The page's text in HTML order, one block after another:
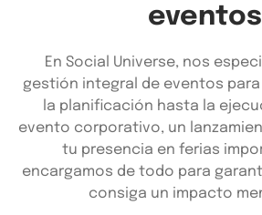
eventos
En Social Universe, nos
gestión integral de eventos
la planificación hasta la
evento corporativo, un
tu presencia en ferias
encargamos de todo para
consiga un impacto